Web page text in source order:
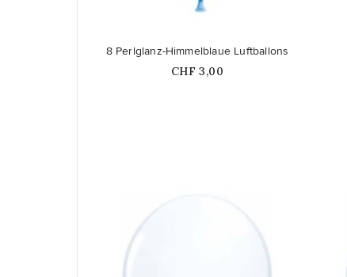
8 Perlglanz-Himmelblaue Luftballons
Price
CHF 3,00